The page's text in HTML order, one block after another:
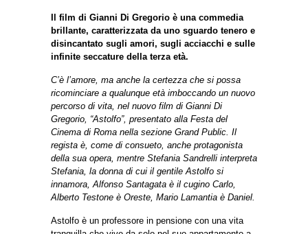
Il film di Gianni Di Gregorio è una commedia
brillante, caratterizzata da uno sguardo tenero e
disincantato sugli amori, sugli acciacchi e sulle
infinite seccature della terza età.
C’è l’amore, ma anche la certezza che si possa
ricominciare a qualunque età imboccando un nuovo
percorso di vita, nel nuovo film di Gianni Di
Gregorio, “Astolfo”, presentato alla Festa del
Cinema di Roma nella sezione Grand Public. Il
regista è, come di consueto, anche protagonista
della sua opera, mentre Stefania Sandrelli interpreta
Stefania, la donna di cui il gentile Astolfo si
innamora, Alfonso Santagata è il cugino Carlo,
Alberto Testone è Oreste, Mario Lamantia è Daniel.
Astolfo è un professore in pensione con una vita